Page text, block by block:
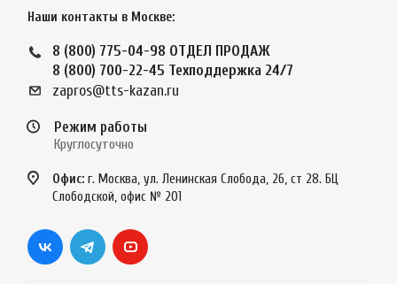
Наши контакты в Москве:
8 (800) 775-04-98 ОТДЕЛ ПРОДАЖ
8 (800) 700-22-45 Техподдержка 24/7
zapros@tts-kazan.ru
Режим работы
Круглосуточно
Офис: г. Москва, ул. Ленинская Слобода, 26, ст 28. БЦ
Слободской, офис № 201